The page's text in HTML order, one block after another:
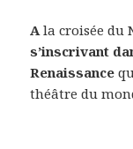
Ala croisée du
s’inscrivant
Renaissance
théâtre du